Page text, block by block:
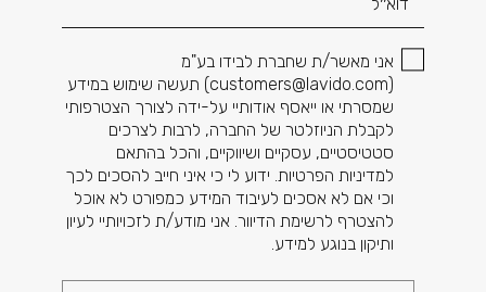
אני מאשר/ת שחברת לבידו בע"מ
(
customers@lavido.com) תעשה שימוש במידע
שמסרתי או ייאסף אודותיי על-ידה לצורך הצטרפותי
לקבלת הניוזלטר של החברה, לרבות לצרכים
סטטיסטיים, עסקיים ושיווקיים, והכל בהתאם
למדיניות הפרטיות. ידוע לי כי איני חייב להסכים לכך
וכי אם לא אסכים לעיבוד המידע כמפורט לא אוכל
להצטרף לרשימת הדיוור. אני מודע/ת לזכויותיי לעיון
ותיקון בנוגע למידע.